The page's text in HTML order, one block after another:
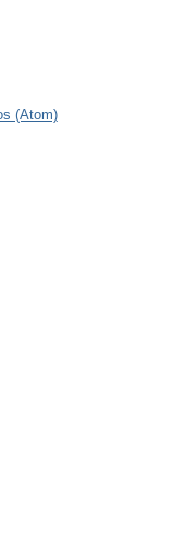
(Atom)